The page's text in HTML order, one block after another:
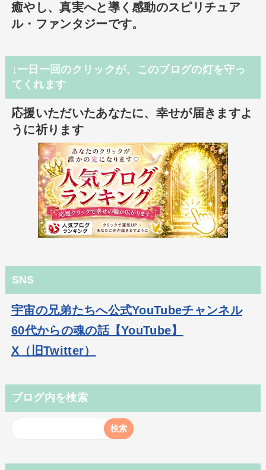
癒やし、真実へと導く感動のスピリチュア
ル・ファンタジーです。
↓一日一回のクリックが、このブログの灯を守っ
てくれます
応援いただいたあなたに、幸せが届きますよ
うに祈ります
SNS
宇宙の兄弟たちへ公式YouTubeチャンネル
60代からの魂の話【YouTube】
X（旧Twitter）
ブログ内を検索